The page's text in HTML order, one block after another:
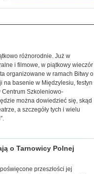
różnorodnie. Już w
i filmowe, w piątkowy wieczór
organizowane w ramach Bitwy o
na basenie w Międzylesiu, festyn
Szkoleniowo-
można dowiedzieć się, skąd
a szczegóły tych i wielu
o Tarnowicy Polnej
przeszłości jej